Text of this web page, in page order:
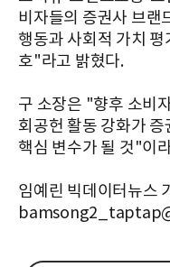
비자들의 증권사 브랜
행동과 사회적 가치
호"라고 밝혔다.
구 소장은 "향후 소비
회공헌 활동 강화가
핵심 변수가 될 것"이
임예린 빅데이터뉴스